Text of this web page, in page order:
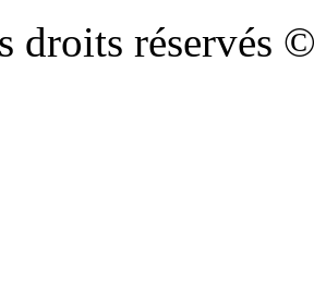
droits réservés